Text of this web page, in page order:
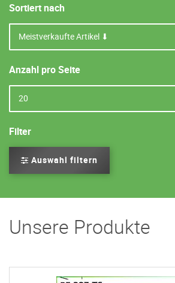
Sortiert nach
Anzahl pro Seite
Filter
Auswahl filtern
Unsere Produkte